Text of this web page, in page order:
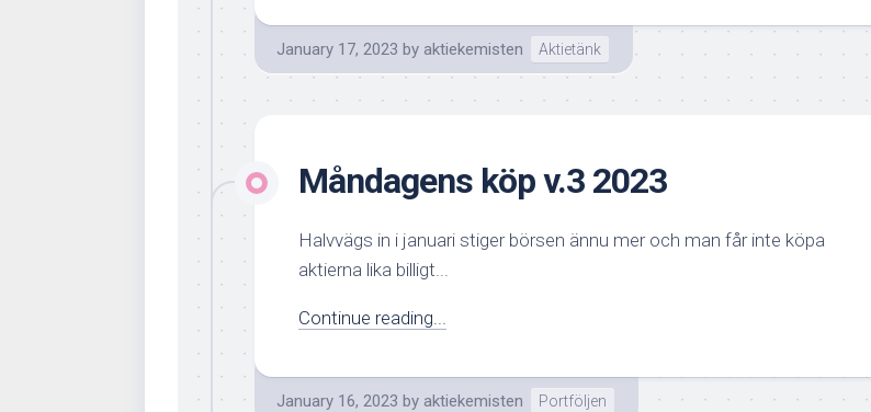
January 17, 2023 by aktiekemisten Aktietänk
Måndagens köp v.3 2023
Halvvägs in i januari stiger börsen ännu mer och man får inte köpa
aktierna lika billigt...
Continue reading...
January 16, 2023 by aktiekemisten Portföljen